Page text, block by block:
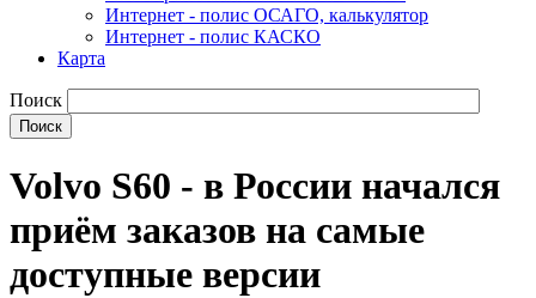
Интернет - полис ОСАГО, калькулятор
Интернет - полис КАСКО
Карта
Поиск
Volvo S60 - в России начался
приём заказов на самые
доступные версии